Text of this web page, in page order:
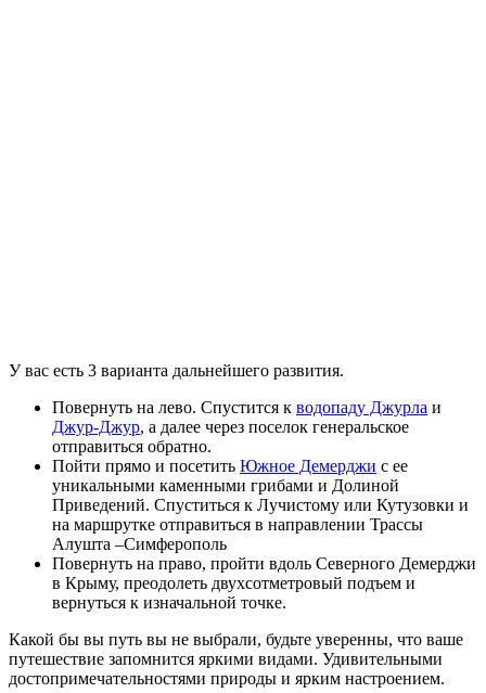
У вас есть 3 варианта дальнейшего развития.
Повернуть на лево. Спустится к водопаду Джурла и
Джур-Джур, а далее через поселок генеральское
отправиться обратно.
Пойти прямо и посетить Южное Демерджи с ее
уникальными каменными грибами и Долиной
Приведений. Спуститься к Лучистому или Кутузовки и
на маршрутке отправиться в направлении Трассы
Алушта –Симферополь
Повернуть на право, пройти вдоль Северного Демерджи
в Крыму, преодолеть двухсотметровый подъем и
вернуться к изначальной точке.
Какой бы вы путь вы не выбрали, будьте уверенны, что ваше
путешествие запомнится яркими видами. Удивительными
достопримечательностями природы и ярким настроением.